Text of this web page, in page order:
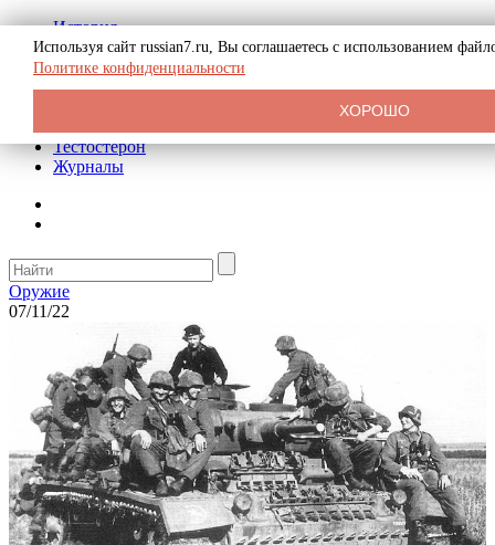
История
Биография
Криминал
Реклама на сайте
Тестостерон
Журналы
Оружие
07/11/22
Используя сайт russian7.ru, Вы соглашаетесь с использованием
Политике конфиденциальности
ХОРОШО